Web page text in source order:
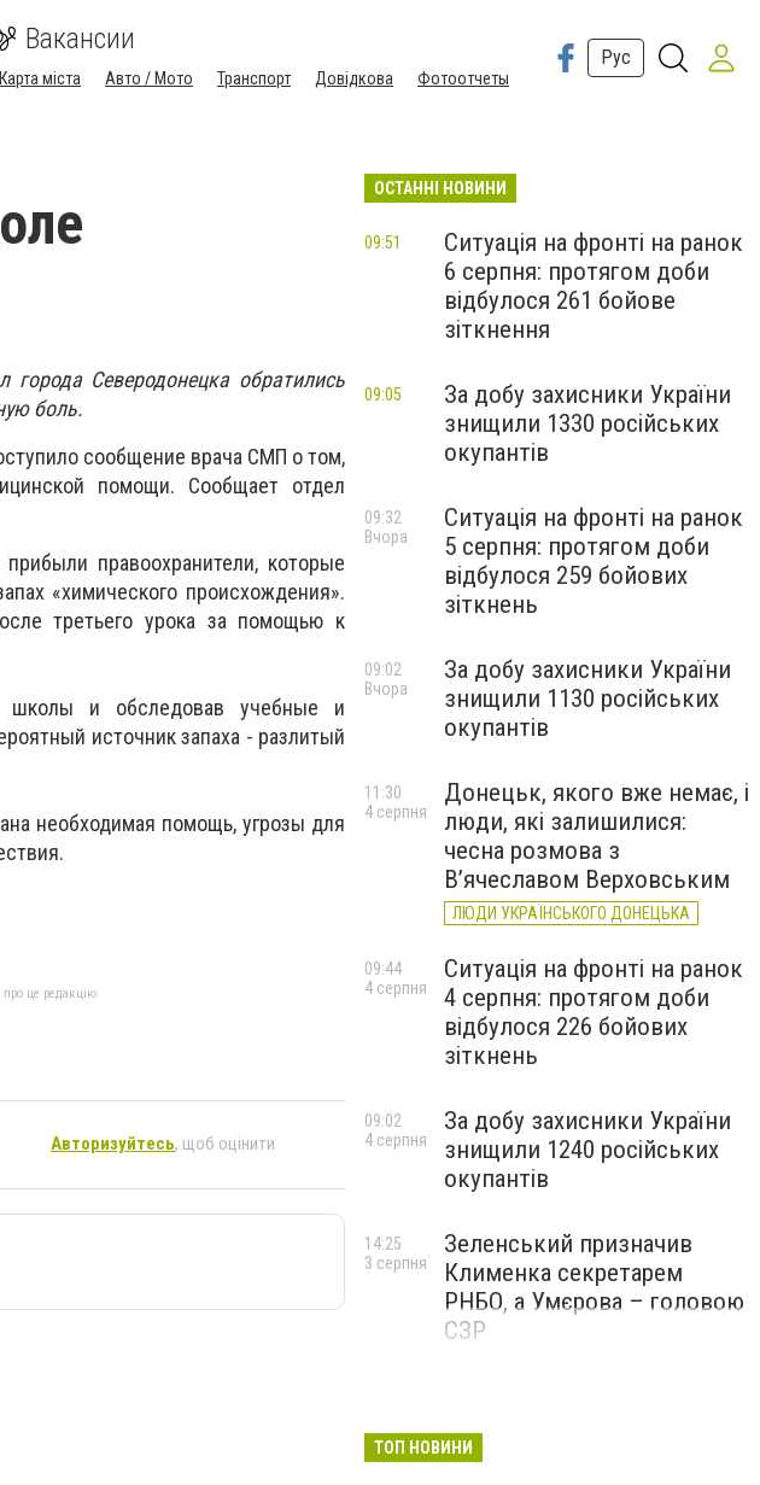
Вакансии
Карта міста Авто / Мото Транспорт Довідкова Фотоотчеты
Рус
города Северодонецка обратились
боль.
сообщение врача СМП о том,
помощи. Сообщает отдел
правоохранители, которые
«химического происхождения».
третьего урока за помощью к
школы и обследовав учебные и
источник запаха - разлитый
необходимая помощь, угрозы для
це редакцію
Авторизуйтесь, щоб оцінити
ОСТАННІ НОВИНИ
Ситуація на фронті на ранок
6 серпня: протягом доби
відбулося 261 бойове
зіткнення
09:51
За добу захисники України
знищили 1330 російських
окупантів
09:05
Ситуація на фронті на ранок
5 серпня: протягом доби
відбулося 259 бойових
зіткнень
09:32
Вчора
За добу захисники України
знищили 1130 російських
окупантів
09:02
Вчора
Донецьк, якого вже немає, і
люди, які залишилися:
чесна розмова з
В’ячеславом Верховським
ЛЮДИ УКРАЇНСЬКОГО ДОНЕЦЬКА
11:30
4 серпня
Ситуація на фронті на ранок
4 серпня: протягом доби
відбулося 226 бойових
зіткнень
09:44
4 серпня
За добу захисники України
знищили 1240 російських
окупантів
09:02
4 серпня
Зеленський призначив
Клименка секретарем
РНБО, а Умєрова – головою
СЗР
14:25
3 серпня
ТОП НОВИНИ